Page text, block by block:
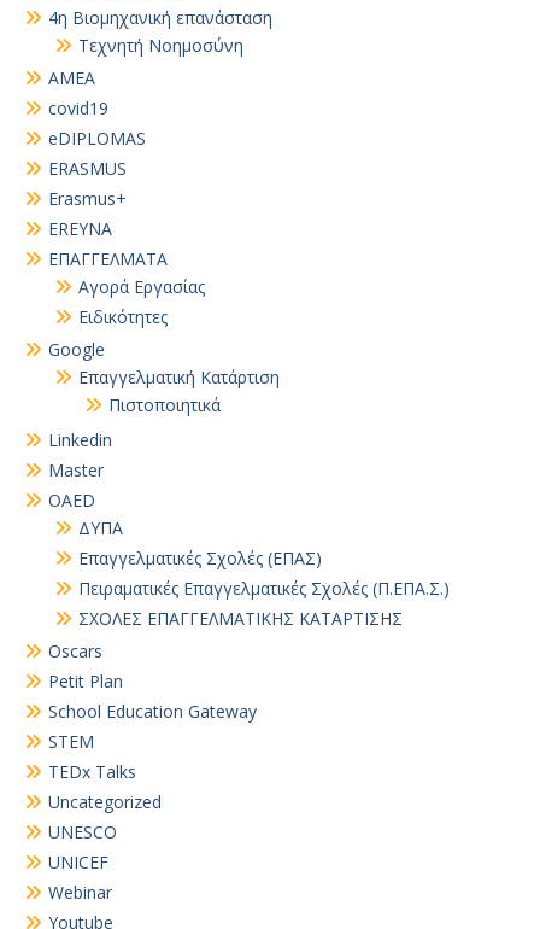
4η Βιομηχανική επανάσταση
Τεχνητή Νοημοσύνη
AMEA
covid19
eDIPLOMAS
ERASMUS
Erasmus+
EREYNA
EΠΑΓΓΕΛΜΑΤΑ
Αγορά Εργασίας
Ειδικότητες
Google
Επαγγελματική Κατάρτιση
Πιστοποιητικά
Linkedin
Master
OAED
ΔΥΠΑ
Επαγγελματικές Σχολές (ΕΠΑΣ)
Πειραματικές Επαγγελματικές Σχολές (Π.ΕΠΑ.Σ.)
ΣΧΟΛΕΣ ΕΠΑΓΓΕΛΜΑΤΙΚΗΣ ΚΑΤΑΡΤΙΣΗΣ
Oscars
Petit Plan
School Education Gateway
STEM
TEDx Talks
Uncategorized
UNESCO
UNICEF
Webinar
Youtube